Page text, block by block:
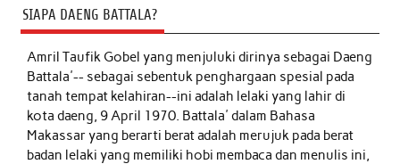
SIAPA DAENG BATTALA?
Amril Taufik Gobelyang menjuluki dirinya sebagai Daeng
Battala'-- sebagai sebentuk penghargaan spesial pada
tanah tempat kelahiran--ini adalah lelaki yang lahir di
kota daeng, 9 April 1970. Battala' dalam Bahasa
Makassar yang berarti berat adalah merujuk pada berat
badan lelaki yang memiliki hobi membaca dan menulis ini,